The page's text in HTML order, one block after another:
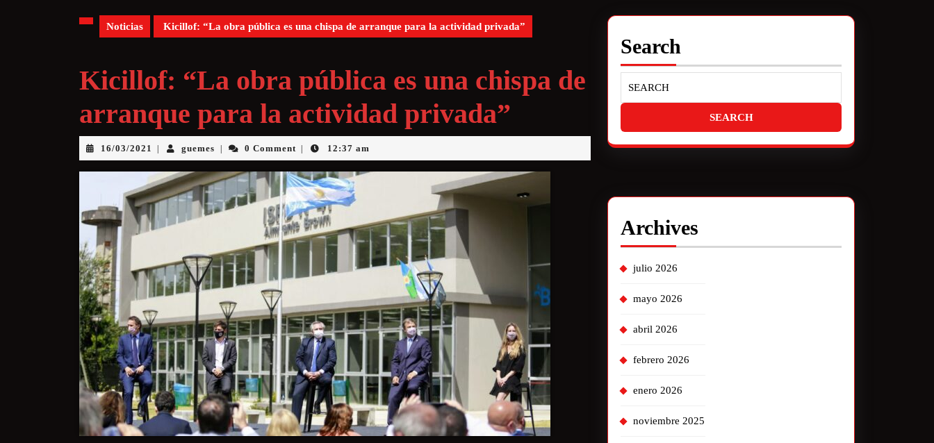
Noticias Kicillof: “La obra pública es una chispa de arranque para la actividad privada”
Kicillof: “La obra pública es una chispa de
arranque para la actividad privada”
16/03/2021 guemes 0 Comment 12:37 am
Search
Archives
julio 2026
mayo 2026
abril 2026
febrero 2026
enero 2026
noviembre 2025